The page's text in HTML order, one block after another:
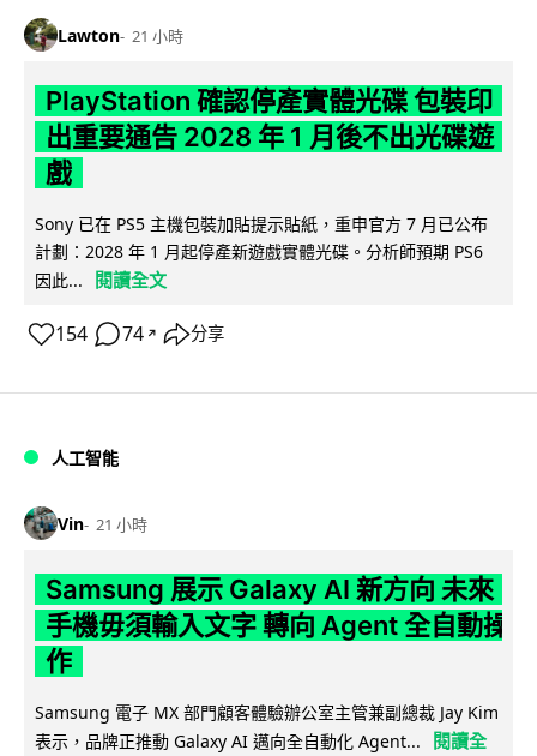
Lawton 21 小時
PlayStation 確認停產實體光碟 包裝印
出重要通告 2028 年 1 月後不出光碟遊
戲
Sony 已在 PS5 主機包裝加貼提示貼紙，重申官方 7 月已公布
計劃：2028 年 1 月起停產新遊戲實體光碟。分析師預期 PS6
因此...
閱讀全文
154 74 ↗ 分享
人工智能
Vin 21 小時
Samsung 展示 Galaxy AI 新方向 未來
手機毋須輸入文字 轉向 Agent 全自動操
作
Samsung 電子 MX 部門顧客體驗辦公室主管兼副總裁 Jay Kim
表示，品牌正推動 Galaxy AI 邁向全自動化 Agent...
閱讀全